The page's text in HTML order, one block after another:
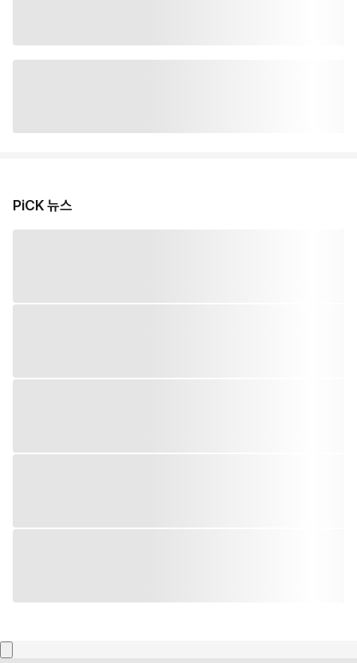
PiCK 뉴스